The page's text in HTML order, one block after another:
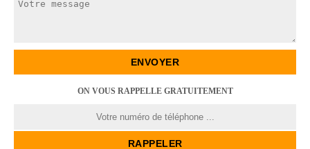
ON VOUS RAPPELLE GRATUITEMENT